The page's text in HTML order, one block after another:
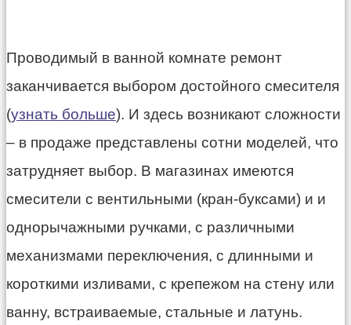
Проводимый в ванной комнате ремонт
заканчивается выбором достойного смесителя
(узнать больше). И здесь возникают сложности
– в продаже представлены сотни моделей, что
затрудняет выбор. В магазинах имеются
смесители с вентильными (кран-буксами) и и
однорычажными ручками, с различными
механизмами переключения, с длинными и
короткими изливами, с крепежом на стену или
ванну, встраиваемые, стальные и латунь.